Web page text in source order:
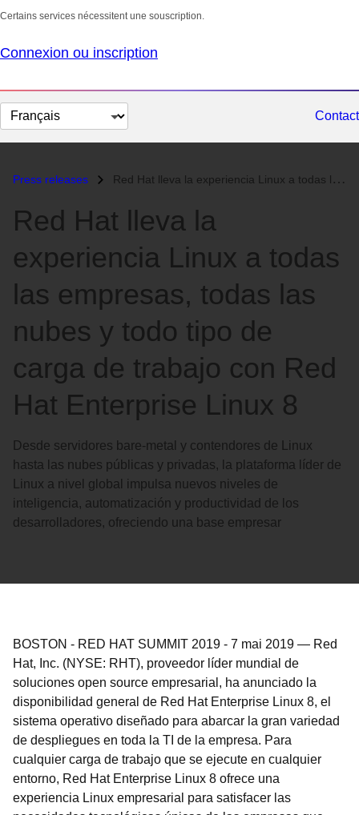
Certains services nécessitent une souscription.
Connexion ou inscription
Changer
la
Contact
Press releases Red Hat lleva la experiencia Linux a todas las empresas, todas las nub...
Red Hat lleva la
experiencia Linux a todas
las empresas, todas las
nubes y todo tipo de
carga de trabajo con Red
Hat Enterprise Linux 8
Desde servidores bare-metal y contendores de Linux
hasta las nubes públicas y privadas, la plataforma líder de
Linux a nivel global impulsa nuevos niveles de
inteligencia, automatización y productividad de los
desarrolladores, ofreciendo una base empresar
BOSTON - RED HAT SUMMIT 2019 - 7 mai 2019 — Red
Hat, Inc. (NYSE: RHT), proveedor líder mundial de
soluciones open source empresarial, ha anunciado la
disponibilidad general de Red Hat Enterprise Linux 8, el
sistema operativo diseñado para abarcar la gran variedad
de despliegues en toda la TI de la empresa. Para
cualquier carga de trabajo que se ejecute en cualquier
entorno, Red Hat Enterprise Linux 8 ofrece una
experiencia Linux empresarial para satisfacer las